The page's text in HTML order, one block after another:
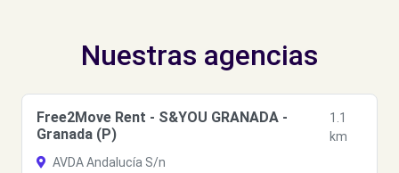
Nuestras agencias
Free2Move Rent - S&YOU GRANADA -
Granada (P)
1.1
km
AVDA Andalucía S/n